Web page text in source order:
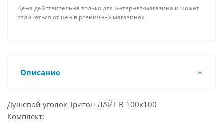
Цена действительна только для интернет-магазина и может
отличаться от цен в розничных магазинах
Описание
Душевой уголок Тритон ЛАЙТ В 100x100
Комплект: